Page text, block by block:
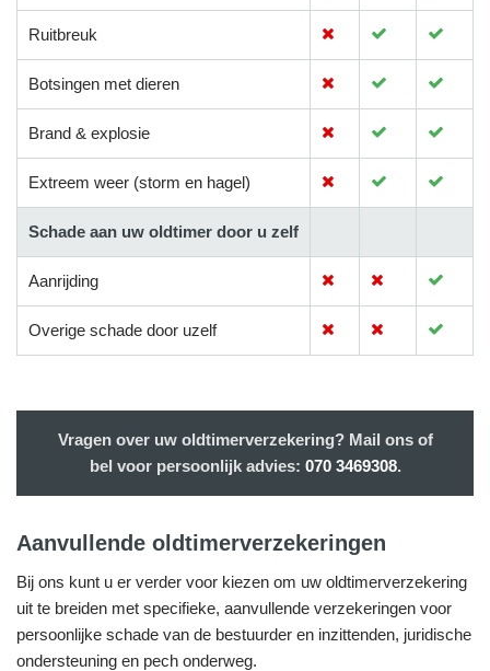
Ruitbreuk
Botsingen met dieren
Brand & explosie
Extreem weer (storm en hagel)
Schade aan uw oldtimer door u zelf
Aanrijding
Overige schade door uzelf
Vragen over uw oldtimerverzekering? Mail ons of
bel voor persoonlijk advies: 070 3469308.
Aanvullende oldtimerverzekeringen
Bij ons kunt u er verder voor kiezen om uw oldtimerverzekering
uit te breiden met specifieke, aanvullende verzekeringen voor
persoonlijke schade van de bestuurder en inzittenden, juridische
ondersteuning en pech onderweg.